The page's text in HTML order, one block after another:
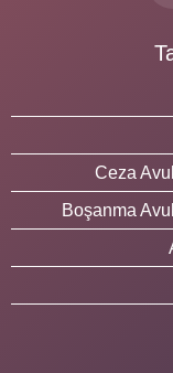
Ceza
Boşanma